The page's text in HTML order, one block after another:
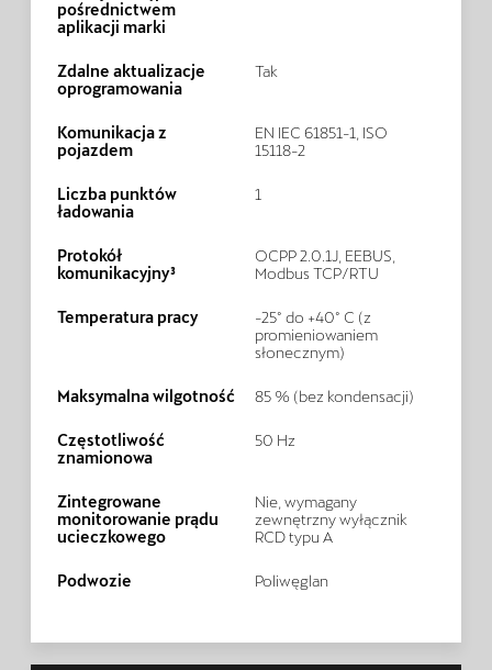
pośrednictwem
aplikacji marki
Zdalne aktualizacje
oprogramowania
Tak
Komunikacja z
pojazdem
EN IEC 61851-1, ISO
15118-2
Liczba punktów
ładowania
1
Protokół
komunikacyjny³
OCPP 2.0.1J, EEBUS,
Modbus TCP/RTU
Temperatura pracy
-25° do +40° C (z
promieniowaniem
słonecznym)
Maksymalna wilgotność 85 % (bez kondensacji)
Częstotliwość
znamionowa
50 Hz
Zintegrowane
monitorowanie prądu
ucieczkowego
Nie, wymagany
zewnętrzny wyłącznik
RCD typu A
Podwozie Poliwęglan